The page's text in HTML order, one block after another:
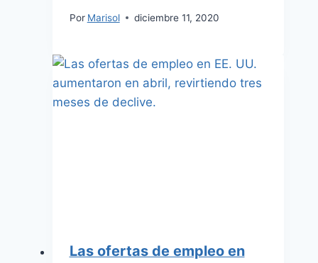
Por Marisol diciembre 11, 2020
Las ofertas de empleo en